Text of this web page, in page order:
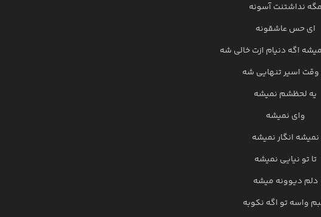
مگه نداشتنت آسونه
ای حس عاشقونه
اگه دنیام ازت خالی شه
وقت اسیر تنهایی شه
یه لحظشم نمیشه
وای نمیشه
نمیشه انگار نمیشه
تا تو نیایی نمیشه
دلم دیوونه میشه
واسه تو اگه نکوبه